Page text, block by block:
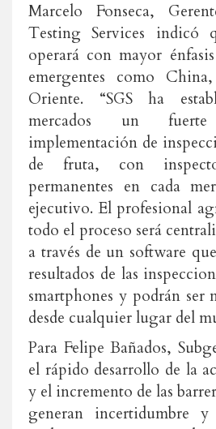
Marcelo Fonseca,
Testing Services indicó
operará con mayor
emergentes como
Oriente. “SGS ha
mercados un
implementación de
de fruta, con
permanentes en cada
ejecutivo. El profesional
todo el proceso será
a través de un software
resultados de las
smartphones y podrán ser
desde cualquier lugar del
Para Felipe Bañados,
el rápido desarrollo de la
y el incremento de las
generan incertidumbre